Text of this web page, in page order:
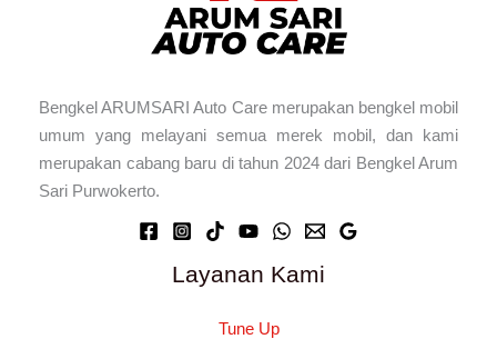
Bengkel ARUMSARI Auto Care merupakan bengkel mobil
umum yang melayani semua merek mobil, dan kami
merupakan cabang baru di tahun 2024 dari Bengkel Arum
Sari Purwokerto.
Layanan Kami
Tune Up